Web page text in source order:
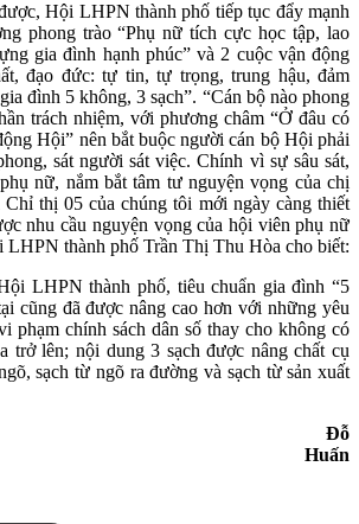
Hội LHPN thành phố tiếp tục đẩy mạnh
phong trào “Phụ nữ tích cực học tập, lao
gia đình hạnh phúc” và 2 cuộc vận động
đạo đức: tự tin, tự trọng, trung hậu, đảm
đình 5 không, 3 sạch”. “Cán bộ nào phong
trách nhiệm, với phương châm “Ở đâu có
Hội” nên bắt buộc người cán bộ Hội phải
sát người sát việc. Chính vì sự sâu sát,
nữ, nắm bắt tâm tư nguyện vọng của chị
thị 05 của chúng tôi mới ngày càng thiết
nhu cầu nguyện vọng của hội viên phụ nữ
thành phố Trần Thị Thu Hòa cho biết:
LHPN thành phố, tiêu chuẩn gia đình “5
cũng đã được nâng cao hơn với những yêu
phạm chính sách dân số thay cho không có
trở lên; nội dung 3 sạch được nâng chất cụ
sạch từ ngõ ra đường và sạch từ sản xuất
Huấn